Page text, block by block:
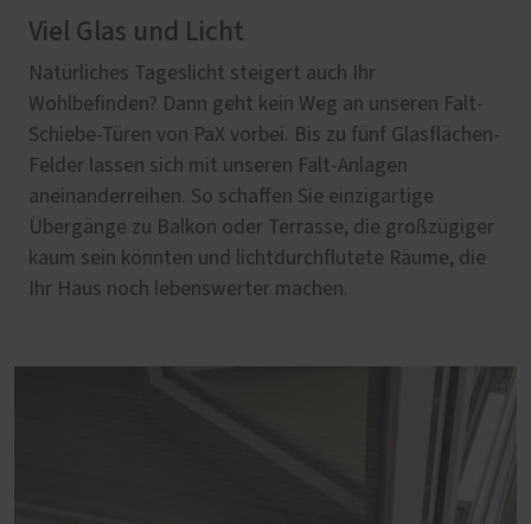
Viel Glas und Licht
Natürliches Tageslicht steigert auch Ihr
Wohlbefinden? Dann geht kein Weg an unseren Falt-
Schiebe-Türen von PaX vorbei. Bis zu fünf Glasflächen-
Felder lassen sich mit unseren Falt-Anlagen
aneinanderreihen. So schaffen Sie einzigartige
Übergänge zu Balkon oder Terrasse, die großzügiger
kaum sein könnten und lichtdurchflutete Räume, die
Ihr Haus noch lebenswerter machen.